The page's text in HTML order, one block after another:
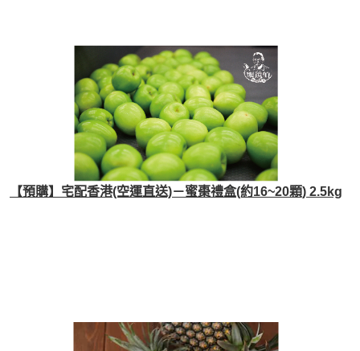
【預購】宅配香港(空運直送)－蜜棗禮盒(約16~20顆) 2.5kg